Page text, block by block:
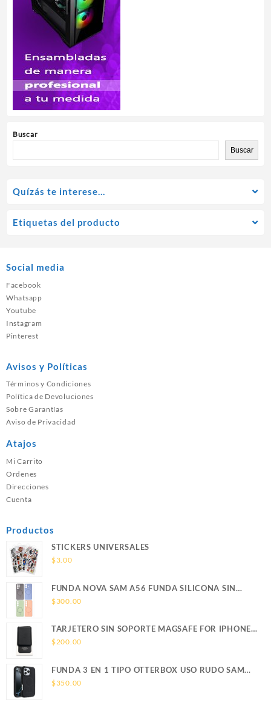
Buscar
Buscar
Quízás te interese…
Etiquetas del producto
Social media
Facebook
Whatsapp
Youtube
Instagram
Pinterest
Avisos y Políticas
Términos y Condiciones
Política de Devoluciones
Sobre Garantías
Aviso de Privacidad
Atajos
Mi Carrito
Ordenes
Direcciones
Cuenta
Productos
STICKERS UNIVERSALES
$3.00
FUNDA NOVA SAM A56 FUNDA SILICONA SIN
SOPORTE MAGNETICO SAMSUNG
$300.00
TARJETERO SIN SOPORTE MAGSAFE FOR IPHONE
LEATHER WALLET MAGSAFE
$200.00
FUNDA 3 EN 1 TIPO OTTERBOX USO RUDO SAM
S26 ULTRA SAMSUNG S26 ULTRA
$350.00